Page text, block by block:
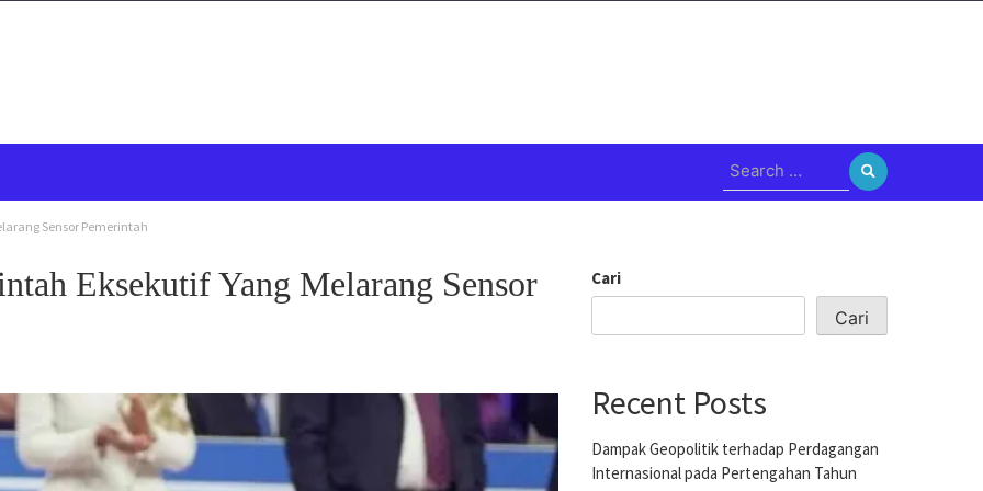
Search
for:
Sensor Pemerintah
Eksekutif Yang Melarang Sensor
Cari
Cari
Recent Posts
Dampak Geopolitik terhadap Perdagangan
Internasional pada Pertengahan Tahun